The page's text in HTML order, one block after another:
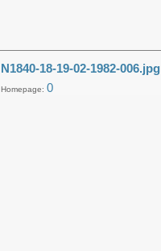
N1840-18-19-02-1982-006.jpg
Homepage: 0